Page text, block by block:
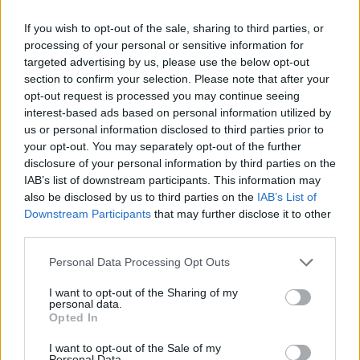
If you wish to opt-out of the sale, sharing to third parties, or
processing of your personal or sensitive information for
targeted advertising by us, please use the below opt-out
section to confirm your selection. Please note that after your
opt-out request is processed you may continue seeing
interest-based ads based on personal information utilized by
us or personal information disclosed to third parties prior to
your opt-out. You may separately opt-out of the further
disclosure of your personal information by third parties on the
IAB’s list of downstream participants. This information may
also be disclosed by us to third parties on the IAB’s List of
Downstream Participants that may further disclose it to other
Personal Data Processing Opt Outs
I want to opt-out of the Sharing of my
personal data.
Opted In
I want to opt-out of the Sale of my
Polskiego Towarzystwa Nadciśnienia Tętniczego. W
dalszej części pokazęmy dostępne i innowacyjne
metody leczenia niewydolności żylnej. Ponadto,
wykazujemy zbawienną moc potasu oraz
poruszamy kwestię codziennej diety w trosce o
serce.
Zapraszamy do lektury.
ForumKardiologiczne.pl jest partnerem
medialnym kampanii.
Więcej o kampanii znajdziesz TUTAJ
Dobry tekst? Udostępnij go na Facebooku?